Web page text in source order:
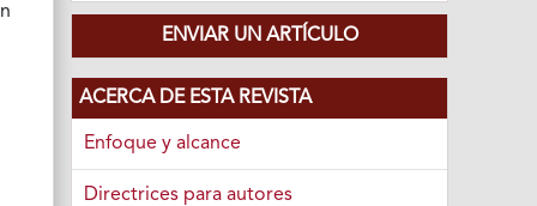
ENVIAR UN ARTÍCULO
ACERCA DE ESTA REVISTA
Enfoque y alcance
Directrices para autores